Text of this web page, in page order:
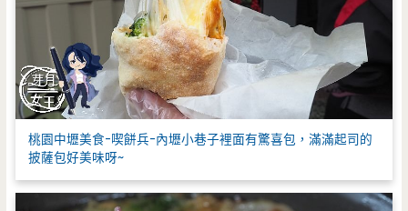
桃園中壢美食-喫餅兵-內壢小巷子裡面有驚喜包，滿滿起司的
披薩包好美味呀~